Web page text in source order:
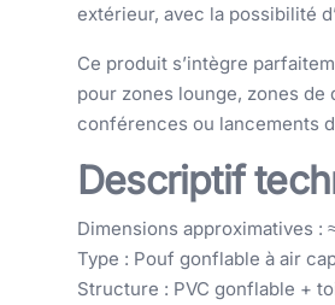
extérieur, avec la possibilité
Ce produit s’intègre
pour zones lounge, zones
conférences ou lancements
Descriptif
Dimensions approximatives :
Type : Pouf gonflable à air
Structure : PVC gonflable +